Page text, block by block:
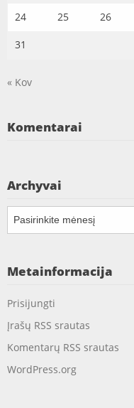
24 25 26
31
« Kov
Komentarai
Archyvai
Archyvai
Metainformacija
Prisijungti
Įrašų RSS srautas
Komentarų RSS srautas
WordPress.org